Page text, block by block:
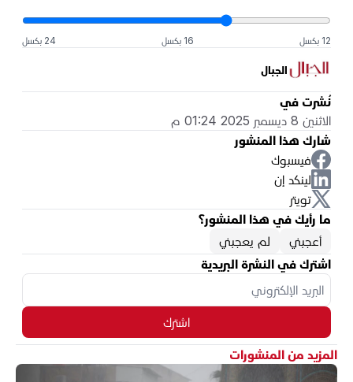
12 بكسل 16 بكسل 24 بكسل
الجبال
نُشرت في
الاثنين 8 ديسمبر 2025 01:24 م
شارك هذا المنشور
فيسبوك
لينكد إن
تويتر
ما رأيك في هذا المنشور؟
أعجبني
لم يعجبني
اشترك في النشرة البريدية
اشترك
المزيد من المنشورات